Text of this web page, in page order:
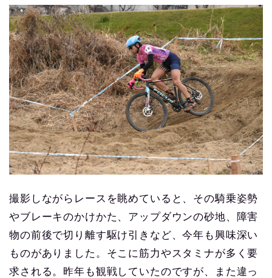
撮影しながらレースを眺めていると、その騎乗姿勢
やブレーキのかけかた、アップダウンの砂地、障害
物の前後で切り離す駆け引きなど、今年も興味深い
ものがありました。そこに筋力やスタミナが多く要
求される。昨年も観戦していたのですが、また違っ